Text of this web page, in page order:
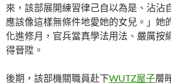
來，該部展開練習律己自以為是、沾沾
應該像這樣無條件地愛她的女兒。」她
化進修月，官兵當真學法用法、嚴厲按
得晉陞。
後期，該部機關職員赴下WUTZ屋子層